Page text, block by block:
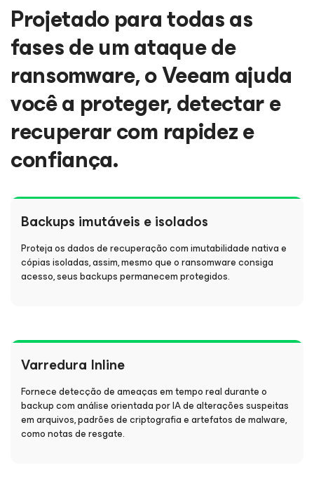
Projetado para todas as
fases de um ataque de
ransomware, o Veeam ajuda
você a proteger, detectar e
recuperar com rapidez e
confiança.
Backups imutáveis e isolados
Proteja os dados de recuperação com imutabilidade nativa e
cópias isoladas, assim, mesmo que o ransomware consiga
acesso, seus backups permanecem protegidos.
Varredura Inline
Fornece detecção de ameaças em tempo real durante o
backup com análise orientada por IA de alterações suspeitas
em arquivos, padrões de criptografia e artefatos de malware,
como notas de resgate.